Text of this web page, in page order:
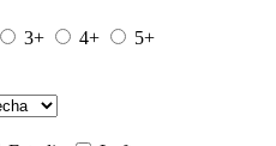
3+ 4+
5+